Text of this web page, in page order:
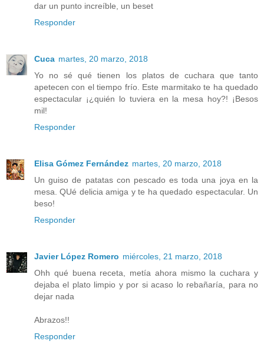
dar un punto increíble, un beset
Responder
Cuca martes, 20 marzo, 2018
Yo no sé qué tienen los platos de cuchara que tanto
apetecen con el tiempo frío. Este marmitako te ha quedado
espectacular ¡¿quién lo tuviera en la mesa hoy?! ¡Besos
mil!
Responder
Elisa Gómez Fernández martes, 20 marzo, 2018
Un guiso de patatas con pescado es toda una joya en la
mesa. QUé delicia amiga y te ha quedado espectacular. Un
beso!
Responder
Javier López Romero miércoles, 21 marzo, 2018
Ohh qué buena receta, metía ahora mismo la cuchara y
dejaba el plato limpio y por si acaso lo rebañaría, para no
dejar nada
Abrazos!!
Responder